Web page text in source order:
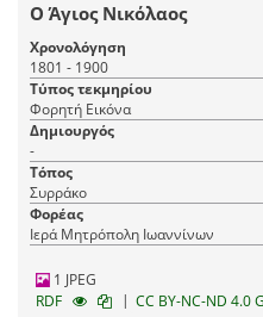
Ο Άγιος Νικόλαος
Χρονολόγηση
1801 - 1900
Τύπος τεκμηρίου
Φορητή Εικόνα
Δημιουργός
-
Τόπος
Συρράκο
Φορέας
Ιερά Μητρόπολη Ιωαννίνων
1 JPEG
RDF
| CC BY-NC-ND 4.0